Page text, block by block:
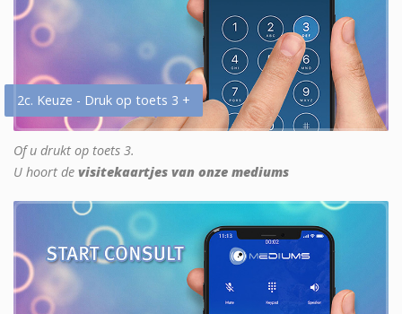
2c. Keuze - Druk op toets 3 +
Of u drukt op toets 3.
U hoort de visitekaartjes van onze mediums